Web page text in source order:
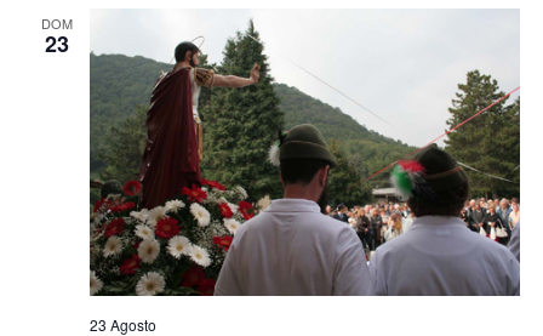
DOM
23
23 Agosto